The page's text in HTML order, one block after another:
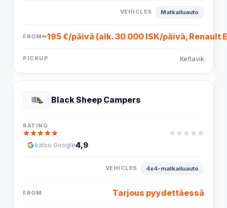
Matkailuauto
~195 €/päivä (alk. 30 000 ISK/päivä,
Keflavik
Black Sheep Campers
4,9
katso Google
4x4-matkailuauto
Tarjous pyydettäessä